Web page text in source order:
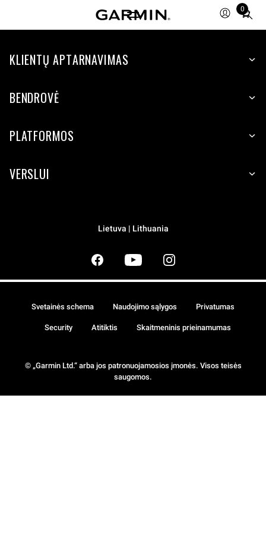
0
Total
items
cart:
KLIENTŲ APTARNAVIMAS
BENDROVĖ
PLATFORMOS
VERSLUI
Lietuva | Lithuania
© „Garmin Ltd.“ arba jos patronuojamosios įmonės. Visos teisės
saugomos.
Svetainės schema Naudojimo sąlygos Privatumas
Security Atitiktis Skaitmeninis prieinamumas